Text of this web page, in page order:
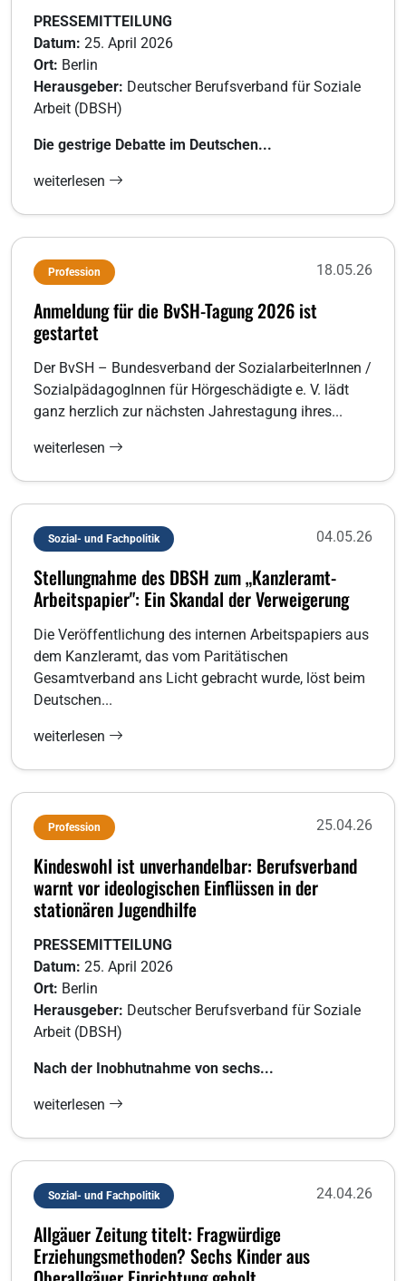
PRESSEMITTEILUNG
Datum: 25. April 2026
Ort: Berlin
Herausgeber: Deutscher Berufsverband für Soziale
Arbeit (DBSH)
Die gestrige Debatte im Deutschen...
weiterlesen
Profession 18.05.26
Anmeldung für die BvSH-Tagung 2026 ist
gestartet
Der BvSH – Bundesverband der SozialarbeiterInnen /
SozialpädagogInnen für Hörgeschädigte e. V. lädt
ganz herzlich zur nächsten Jahrestagung ihres...
weiterlesen
Sozial- und Fachpolitik 04.05.26
Stellungnahme des DBSH zum „Kanzleramt-
Arbeitspapier": Ein Skandal der Verweigerung
Die Veröffentlichung des internen Arbeitspapiers aus
dem Kanzleramt, das vom Paritätischen
Gesamtverband ans Licht gebracht wurde, löst beim
Deutschen...
weiterlesen
Profession 25.04.26
Kindeswohl ist unverhandelbar: Berufsverband
warnt vor ideologischen Einflüssen in der
stationären Jugendhilfe
PRESSEMITTEILUNG
Datum: 25. April 2026
Ort: Berlin
Herausgeber: Deutscher Berufsverband für Soziale
Arbeit (DBSH)
Nach der Inobhutnahme von sechs...
weiterlesen
Sozial- und Fachpolitik 24.04.26
Allgäuer Zeitung titelt: Fragwürdige
Erziehungsmethoden? Sechs Kinder aus